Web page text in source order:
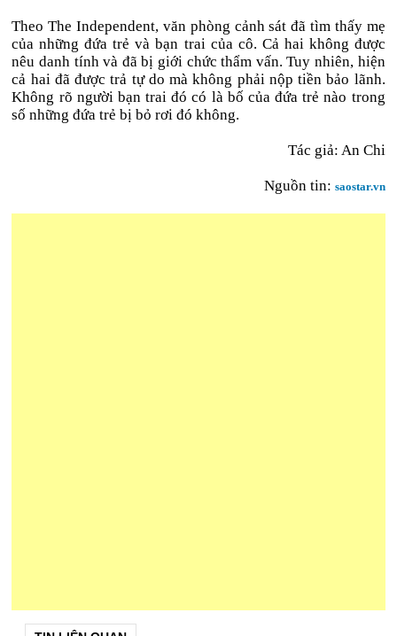
Theo The Independent, văn phòng cảnh sát đã tìm thấy mẹ
của những đứa trẻ và bạn trai của cô. Cả hai không được
nêu danh tính và đã bị giới chức thẩm vấn. Tuy nhiên, hiện
cả hai đã được trả tự do mà không phải nộp tiền bảo lãnh.
Không rõ người bạn trai đó có là bố của đứa trẻ nào trong
số những đứa trẻ bị bỏ rơi đó không.
Tác giả: An Chi
Nguồn tin: saostar.vn